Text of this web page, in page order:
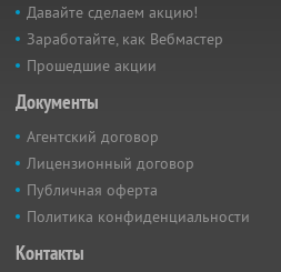
Давайте сделаем акцию!
Заработайте, как Вебмастер
Прошедшие акции
Документы
Агентский договор
Лицензионный договор
Публичная оферта
Политика конфиденциальности
Контакты